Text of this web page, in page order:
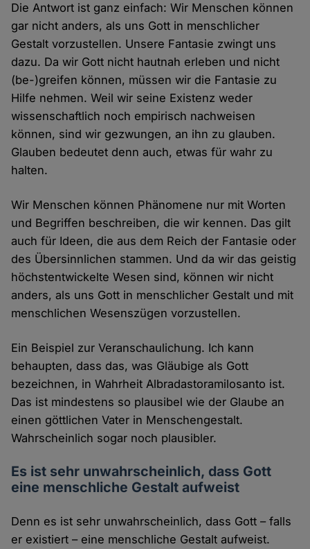
Die Antwort ist ganz einfach: Wir Menschen können
gar nicht anders, als uns Gott in menschlicher
Gestalt vorzustellen. Unsere Fantasie zwingt uns
dazu. Da wir Gott nicht hautnah erleben und nicht
(be-)greifen können, müssen wir die Fantasie zu
Hilfe nehmen. Weil wir seine Existenz weder
wissenschaftlich noch empirisch nachweisen
können, sind wir gezwungen, an ihn zu glauben.
Glauben bedeutet denn auch, etwas für wahr zu
halten.
Wir Menschen können Phänomene nur mit Worten
und Begriffen beschreiben, die wir kennen. Das gilt
auch für Ideen, die aus dem Reich der Fantasie oder
des Übersinnlichen stammen. Und da wir das geistig
höchstentwickelte Wesen sind, können wir nicht
anders, als uns Gott in menschlicher Gestalt und mit
menschlichen Wesenszügen vorzustellen.
Ein Beispiel zur Veranschaulichung. Ich kann
behaupten, dass das, was Gläubige als Gott
bezeichnen, in Wahrheit Albradastoramilosanto ist.
Das ist mindestens so plausibel wie der Glaube an
einen göttlichen Vater in Menschengestalt.
Wahrscheinlich sogar noch plausibler.
Es ist sehr unwahrscheinlich, dass Gott
eine menschliche Gestalt aufweist
Denn es ist sehr unwahrscheinlich, dass Gott – falls
er existiert – eine menschliche Gestalt aufweist.